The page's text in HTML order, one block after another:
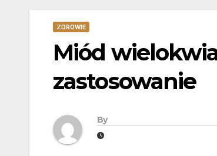
ZDROWIE
Miód
zastosowanie
By